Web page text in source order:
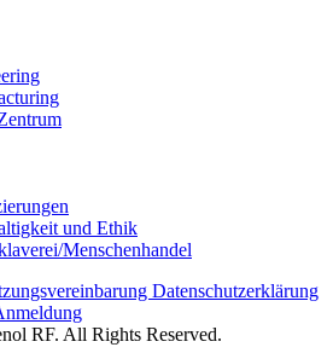
und Ethik
Menschenhandel
Datenschutzerklärung
RF. All Rights Reserved.